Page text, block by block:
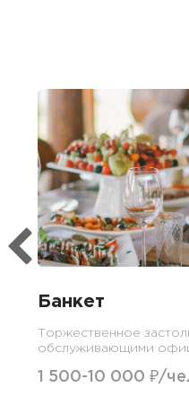
Банкет
Торжественное
обслуживающими
1 500-10 000 ₽/